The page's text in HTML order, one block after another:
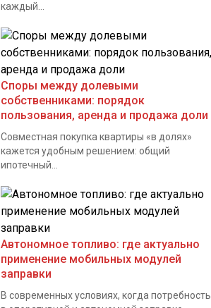
каждый...
Споры между долевыми
собственниками: порядок
пользования, аренда и продажа доли
Совместная покупка квартиры «в долях»
кажется удобным решением: общий
ипотечный...
Автономное топливо: где актуально
применение мобильных модулей
заправки
В современных условиях, когда потребность